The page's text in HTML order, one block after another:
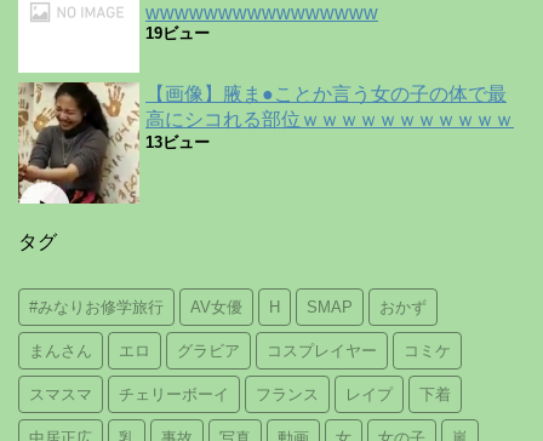
wwwwwwwwwwwwwwww
19ビュー
【画像】腋ま●ことか言う女の子の体で最
高にシコれる部位ｗｗｗｗｗｗｗｗｗｗｗ
13ビュー
タグ
#みなりお修学旅行 AV女優 H SMAP おかず
まんさん エロ グラビア コスプレイヤー コミケ
スマスマ チェリーボーイ フランス レイプ 下着